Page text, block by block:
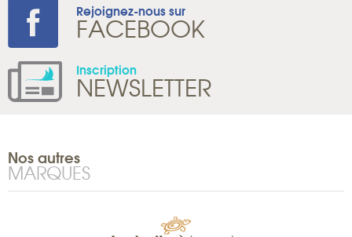
Rejoignez-nous sur
FACEBOOK
Inscription
NEWSLETTER
Nos autres
MARQUES